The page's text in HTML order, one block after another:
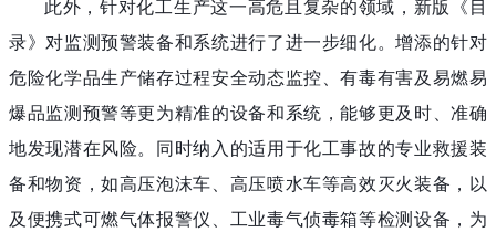
此外，针对化工生产这一高危且复杂的领域，新版《目
录》对监测预警装备和系统进行了进一步细化。增添的针对
危险化学品生产储存过程安全动态监控、有毒有害及易燃易
爆品监测预警等更为精准的设备和系统，能够更及时、准确
地发现潜在风险。同时纳入的适用于化工事故的专业救援装
备和物资，如高压泡沫车、高压喷水车等高效灭火装备，以
及便携式可燃气体报警仪、工业毒气侦毒箱等检测设备，为